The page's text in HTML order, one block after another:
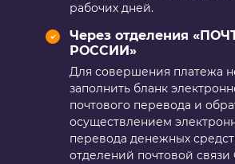
рабочих дней.
Через отделения
РОССИИ»
Для совершения платежа
заполнить бланк
почтового перевода и
осуществлением
перевода денежных
отделений почтовой